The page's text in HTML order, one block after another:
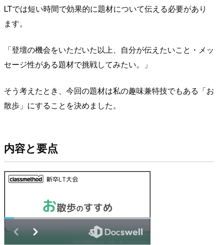
LTでは短い時間で効果的に題材について伝える必要があり
ます。
「登壇の機会をいただいた以上、自分が伝えたいこと・メッ
セージ性がある題材で挑戦してみたい。」
そう考えたとき、今回の題材は私の趣味兼特技でもある「お
散歩」にすることを決めました。
内容と要点